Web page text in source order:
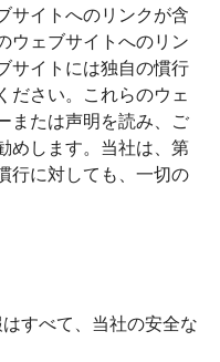
サイトへのリンクが含
ウェブサイトへのリン
サイトには独自の慣行
ださい。これらのウェ
または声明を読み、ご
めします。当社は、第
行に対しても、一切の
すべて、当社の安全な